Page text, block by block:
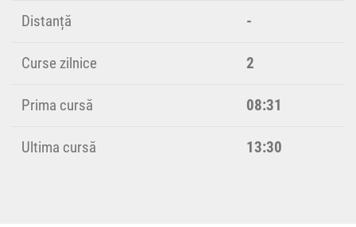
Distanță -
Curse zilnice 2
Prima cursă 08:31
Ultima cursă 13:30